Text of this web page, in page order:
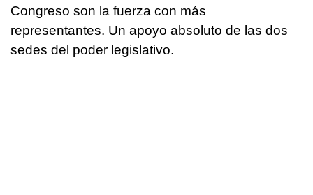
Congreso son la fuerza con más
representantes. Un apoyo absoluto de las dos
sedes del poder legislativo.